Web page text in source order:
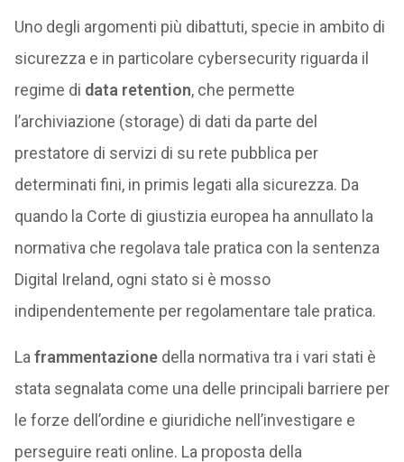
Uno degli argomenti più dibattuti, specie in ambito di
sicurezza e in particolare cybersecurity riguarda il
regime di data retention, che permette
l’archiviazione (storage) di dati da parte del
prestatore di servizi di su rete pubblica per
determinati fini, in primis legati alla sicurezza. Da
quando la Corte di giustizia europea ha annullato la
normativa che regolava tale pratica con la sentenza
Digital Ireland, ogni stato si è mosso
indipendentemente per regolamentare tale pratica.
La frammentazionedella normativa tra i vari stati è
stata segnalata come una delle principali barriere per
le forze dell’ordine e giuridiche nell’investigare e
perseguire reati online. La proposta della